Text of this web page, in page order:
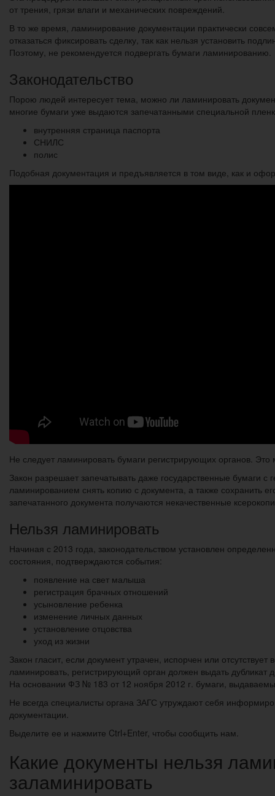
от трения, грязи влаги и механических повреждений.
В то же время, ламинирование документации практически
отказаться фиксировать сделку, так как нельзя установить
Поэтому, не рекомендуется подвергать бумаги ламинированию.
Законодательство
Порою людей интересует тема, можно ли ламинировать
многие бумаги уже выдаются запечатанными специальной
внутренняя страница паспорта
СНИЛС
полис
Подобная документация и предъявляется в том виде, как и
Не следует ламинировать бумаги регистрирующих органов.
Закон разрешает запечатывать даже государственные бумаги
ламинированием снять копию с документа, а также сохранить
запечатанного документа получаются некачественные
Нельзя ламинировать
Начиная с 2013 года, законодательством установлен
состояния, подтверждаются события:
появление на свет малыша
регистрация брачных отношений
усыновление ребенка
изменение личных данных
установление отцовства
уход из жизни
Закон гласит, если документ утрачен, испорчен или
ламинировать, регистрирующий орган должен выдать дубликат
На основании ФЗ № 183 от 12 ноября 2012 г. бумаги,
Не всегда специалисты органа ЗАГС утруждают себя
документации.
Выделите ее и нажмите Ctrl+Enter, чтобы сообщить нам.
Какие документы нельзя
заламинировать